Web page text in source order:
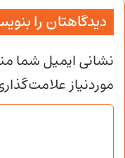
دیدگاهتان را
نشانی ایمیل شما
موردنیاز
د